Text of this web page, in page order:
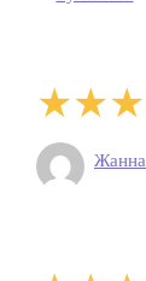
Жанна